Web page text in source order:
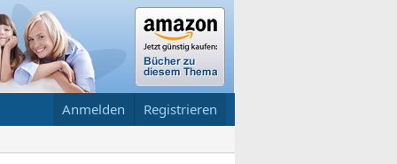
Anmelden Registrieren